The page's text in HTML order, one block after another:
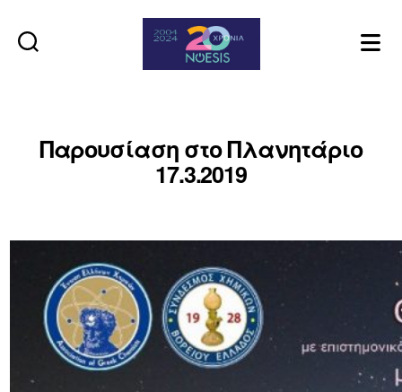
Παρουσίαση στο Πλανητάριο
17.3.2019